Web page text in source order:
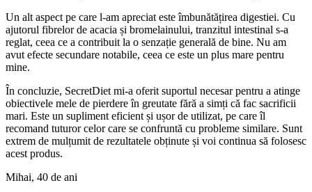
Un alt aspect pe care l-am apreciat este îmbunătățirea digestiei. Cu
ajutorul fibrelor de acacia și bromelainului, tranzitul intestinal s-a
reglat, ceea ce a contribuit la o senzație generală de bine. Nu am
avut efecte secundare notabile, ceea ce este un plus mare pentru
mine.
În concluzie, SecretDiet mi-a oferit suportul necesar pentru a atinge
obiectivele mele de pierdere în greutate fără a simți că fac sacrificii
mari. Este un supliment eficient și ușor de utilizat, pe care îl
recomand tuturor celor care se confruntă cu probleme similare. Sunt
extrem de mulțumit de rezultatele obținute și voi continua să folosesc
acest produs.
Mihai, 40 de ani